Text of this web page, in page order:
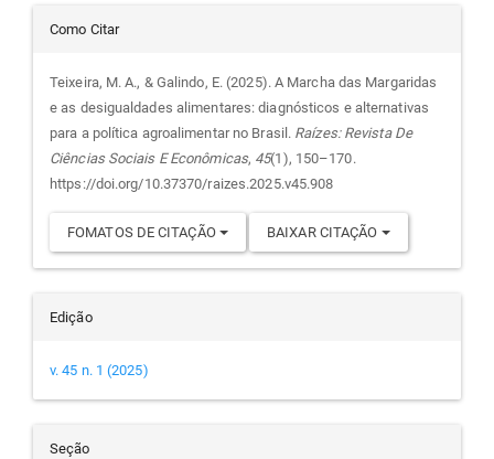
Detalhes
do
artigo
Como Citar
Teixeira, M. A., & Galindo, E. (2025). A Marcha das Margaridas
e as desigualdades alimentares: diagnósticos e alternativas
para a política agroalimentar no Brasil. Raízes: Revista De
Ciências Sociais E Econômicas, 45(1), 150–170.
https://doi.org/10.37370/raizes.2025.v45.908
FOMATOS DE CITAÇÃO BAIXAR CITAÇÃO
Edição
v. 45 n. 1 (2025)
Seção